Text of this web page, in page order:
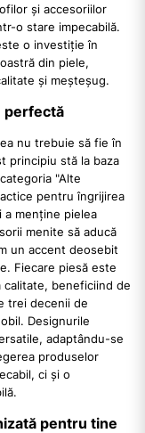
și accesoriilor
o stare impecabilă.
o investiție în
din piele,
și meșteșug.
perfectă
nu trebuie să fie în
principiu stă la baza
"Alte
pentru îngrijirea
menține pielea
menite să aducă
un accent deosebit
Fiecare piesă este
calitate, beneficiind de
trei decenii de
Designurile
adaptându-se
produselor
ci și o
pentru tine